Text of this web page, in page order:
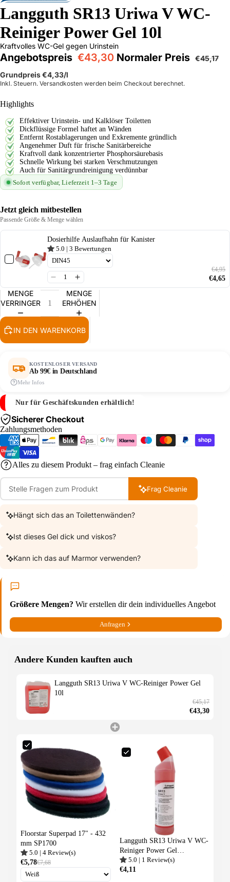
Langguth SR13 Uriwa V WC-
Reiniger Power Gel 10l
Kraftvolles WC-Gel gegen Urinstein
Angebotspreis €43,30 Normaler Preis €45,17
Grundpreis€4,33/l
Inkl. Steuern. Versandkosten werden beim Checkout berechnet.
Highlights
Effektiver Urinstein- und Kalklöser Toiletten
Dickflüssige Formel haftet an Wänden
Entfernt Rostablagerungen und Exkremente gründlich
Angenehmer Duft für frische Sanitärbereiche
Kraftvoll dank konzentrierter Phosphorsäurebasis
Schnelle Wirkung bei starken Verschmutzungen
Auch für Sanitärgrundreinigung verdünnbar
Sofort verfügbar, Lieferzeit 1–3 Tage
Jetzt gleich mitbestellen
Passende Größe & Menge wählen
Dosierhilfe Auslaufhahn für Kanister
5.0 | 3 Bewertungen
€4,95
€4,65
MENGE
VERRINGERN
MENGE
ERHÖHEN
IN DEN WARENKORB
KOSTENLOSER VERSAND
Ab 99€ in Deutschland
Mehr Infos
Nur für Geschäftskunden erhältlich!
Sicherer Checkout
Zahlungsmethoden
Alles zu diesem Produkt – frag einfach Cleanie
Frag Cleanie
Hängt sich das an Toilettenwänden?
Ist dieses Gel dick und viskos?
Kann ich das auf Marmor verwenden?
Größere Mengen? Wir erstellen dir dein individuelles Angebot
Anfragen
Andere Kunden kauften auch
Langguth SR13 Uriwa V WC-Reiniger Power Gel
10l
€45,17
€43,30
Floorstar Superpad 17" - 432
mm SP1700
5.0 | 4 Review(s)
€5,78€7,68
Langguth SR13 Uriwa V WC-
Reiniger Power Gel
Schräghals 750ml
5.0 | 1 Review(s)
€4,11